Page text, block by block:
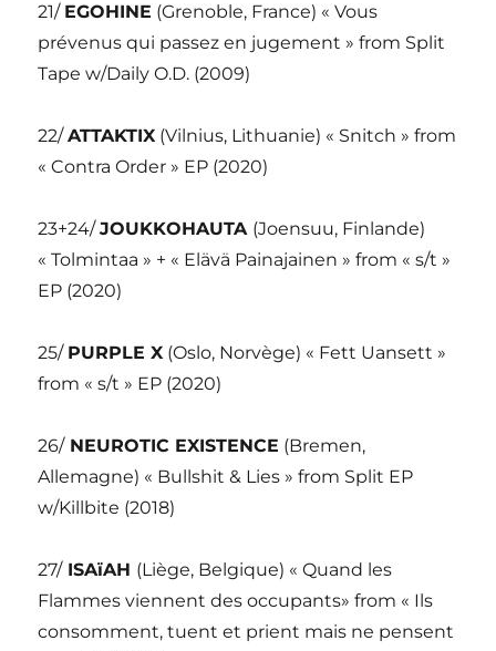
21/ EGOHINE (Grenoble, France) « Vous
prévenus qui passez en jugement » from Split
Tape w/Daily O.D. (2009)
22/ATTAKTIX (Vilnius, Lithuanie) « Snitch » from
« Contra Order » EP (2020)
23+24/JOUKKOHAUTA (Joensuu, Finlande)
« Tolmintaa » + « Elävä Painajainen » from « s/t »
EP (2020)
25/ PURPLE X (Oslo, Norvège) « Fett Uansett »
from « s/t » EP (2020)
26/NEUROTIC EXISTENCE (Bremen,
Allemagne) « Bullshit & Lies » from Split EP
w/Killbite (2018)
27/ISAïAH (Liège, Belgique) « Quand les
Flammes viennent des occupants» from « Ils
consomment, tuent et prient mais ne pensent